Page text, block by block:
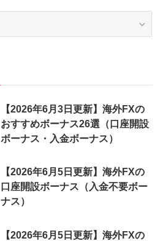
【2026年6月3日更新】海外FXの
おすすめボーナス26選（口座開設
ボーナス・入金ボーナス）
【2026年6月5日更新】海外FXの
口座開設ボーナス（入金不要ボー
ナス）
【2026年6月5日更新】海外FXの